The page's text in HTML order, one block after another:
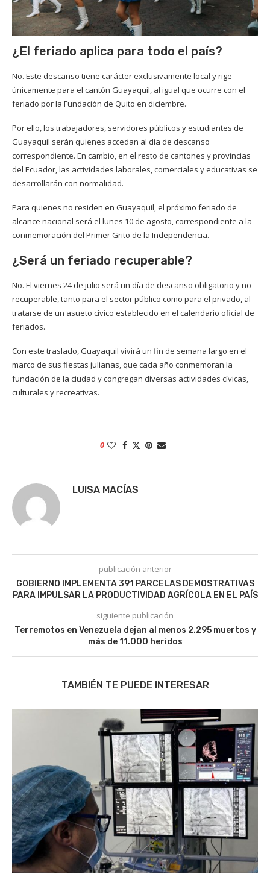
¿El feriado aplica para todo el país?
No. Este descanso tiene carácter exclusivamente local y rige
únicamente para el cantón Guayaquil, al igual que ocurre con el
feriado por la Fundación de Quito en diciembre.
Por ello, los trabajadores, servidores públicos y estudiantes de
Guayaquil serán quienes accedan al día de descanso
correspondiente. En cambio, en el resto de cantones y provincias
del Ecuador, las actividades laborales, comerciales y educativas se
desarrollarán con normalidad.
Para quienes no residen en Guayaquil, el próximo feriado de
alcance nacional será el lunes 10 de agosto, correspondiente a la
conmemoración del Primer Grito de la Independencia.
¿Será un feriado recuperable?
No. El viernes 24 de julio será un día de descanso obligatorio y no
recuperable, tanto para el sector público como para el privado, al
tratarse de un asueto cívico establecido en el calendario oficial de
feriados.
Con este traslado, Guayaquil vivirá un fin de semana largo en el
marco de sus fiestas julianas, que cada año conmemoran la
fundación de la ciudad y congregan diversas actividades cívicas,
culturales y recreativas.
0
LUISA MACÍAS
publicación anterior
GOBIERNO IMPLEMENTA 391 PARCELAS DEMOSTRATIVAS
PARA IMPULSAR LA PRODUCTIVIDAD AGRÍCOLA EN EL PAÍS
siguiente publicación
Terremotos en Venezuela dejan al menos 2.295 muertos y
más de 11.000 heridos
TAMBIÉN TE PUEDE INTERESAR